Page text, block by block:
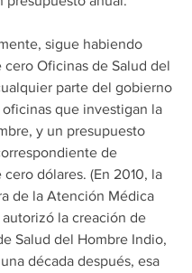
cero Oficinas de Salud del
parte del gobierno
que investigan la
y un presupuesto
de
dólares. (En 2010, la
de la Atención Médica
la creación de
Salud del Hombre Indio,
década después, esa